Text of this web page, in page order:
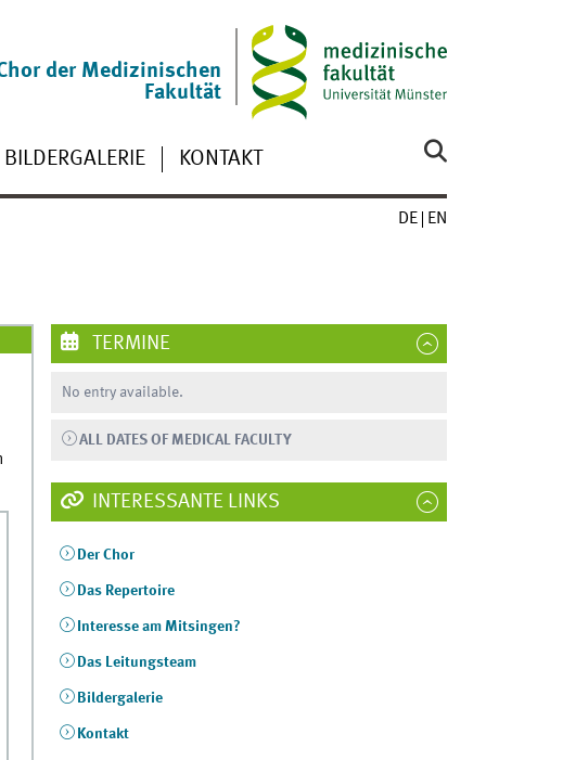
der Medizinischen
Fakultät
BILDERGALERIE KONTAKT
DE EN
TERMINE
No entry available.
ALL DATES OF MEDICAL FACULTY
INTERESSANTE LINKS
Der Chor
Das Repertoire
Interesse am Mitsingen?
Das Leitungsteam
Bildergalerie
Kontakt